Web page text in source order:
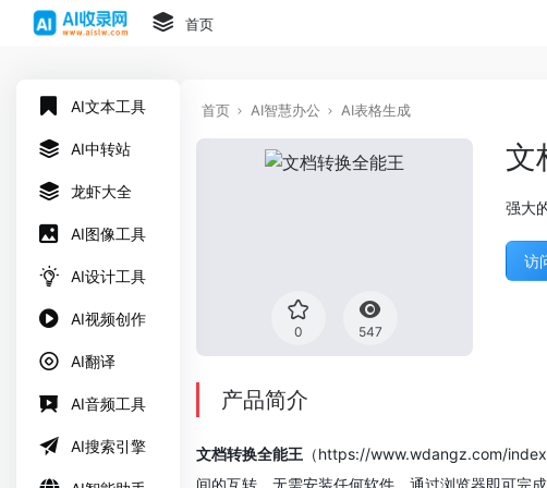
首页
AI文本工具
AI中转站
龙虾大全
AI图像工具
AI设计工具
AI视频创作
AI翻译
AI音频工具
AI搜索引擎
首页 AI智慧办公 AI表格生成
0 547
文
强大
访
产品简介
文档转换全能王 （https://www.wdangz.com/index
间的互转，无需安装任何软件，通过浏览器即可完